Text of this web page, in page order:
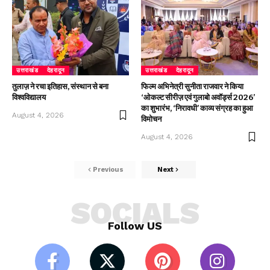
उत्तराखंड देहरादून
तुलाज़ ने रचा इतिहास, संस्थान से बना
विश्वविद्यालय
August 4, 2026
उत्तराखंड देहरादून
फिल्म अभिनेत्री सुनीता राजवार ने किया
‘ओकल्ट सीरीज़ एवं गुलाबो अवॉर्ड्स 2026’
का शुभारंभ, ‘निरावधी’ काव्य संग्रह का हुआ
विमोचन
August 4, 2026
Previous Next
Follow US
SOCIALS